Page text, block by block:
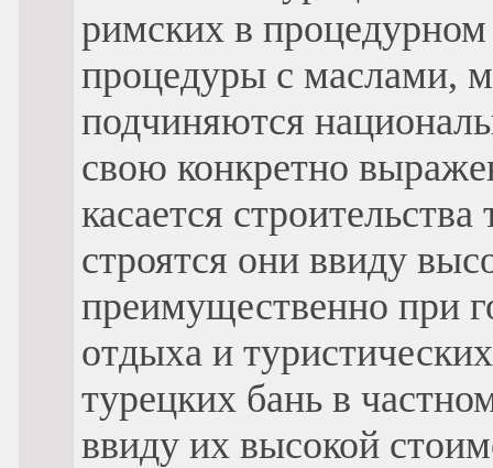
римских в
процедуры с маслами,
подчиняются
свою конкретно
касается
строятся они ввиду
преимущественно при
отдыха и
турецких бань в
ввиду их высокой